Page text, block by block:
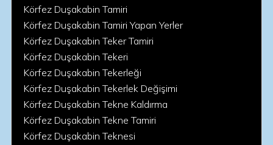
Körfez Duşakabin Tamiri
Körfez Duşakabin Tamiri Yapan Yerler
Körfez Duşakabin Teker Tamiri
Körfez Duşakabin Tekeri
Körfez Duşakabin Tekerleği
Körfez Duşakabin Tekerlek Değişimi
Körfez Duşakabin Tekne Kaldırma
Körfez Duşakabin Tekne Tamiri
Körfez Duşakabin Teknesi